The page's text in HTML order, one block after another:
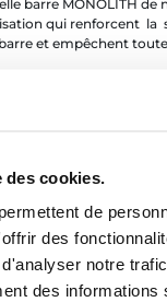
cookies.
de
des
notre
des informations
barre MONOLITH de
qui renforcent la
et empêchent
et de confort les
matière souple. Une
est compatible avec
S 52-503